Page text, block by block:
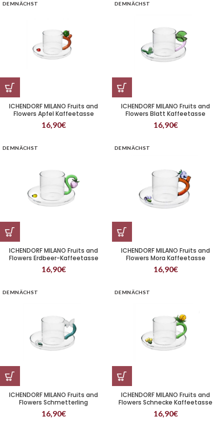
DEMNÄCHST
ICHENDORF MILANO Fruits and
Flowers Apfel Kaffeetasse
16,90€
DEMNÄCHST
ICHENDORF MILANO Fruits and
Flowers Blatt Kaffeetasse
16,90€
DEMNÄCHST
ICHENDORF MILANO Fruits and
Flowers Erdbeer-Kaffeetasse
16,90€
DEMNÄCHST
ICHENDORF MILANO Fruits and
Flowers Mora Kaffeetasse
16,90€
DEMNÄCHST
ICHENDORF MILANO Fruits and
Flowers Schmetterling
Kaffeetasse
16,90€
DEMNÄCHST
ICHENDORF MILANO Fruits and
Flowers Schnecke Kaffeetasse
16,90€